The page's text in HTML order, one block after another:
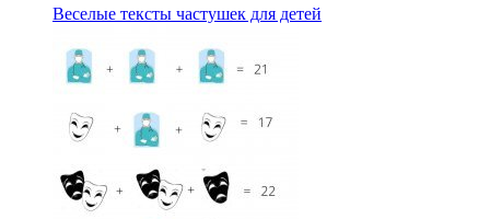
Веселые тексты частушек для детей